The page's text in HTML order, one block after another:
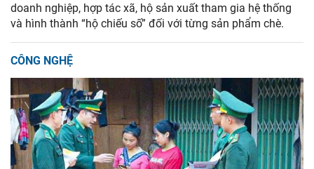
doanh nghiệp, hợp tác xã, hộ sản xuất tham gia hệ thống
và hình thành “hộ chiếu số” đối với từng sản phẩm chè.
CÔNG NGHỆ